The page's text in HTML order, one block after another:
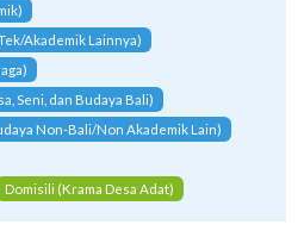
Akademik Lainnya)
Seni, dan Budaya Bali)
Non-Bali/Non Akademik Lain)
Domisili (Krama Desa Adat)